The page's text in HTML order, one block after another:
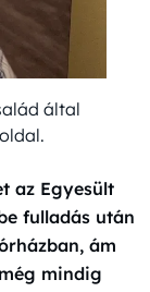
által
az Egyesült
fulladás után
ám
mindig